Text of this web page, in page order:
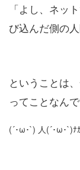
「よし、ネッ
び込んだ側の人
ということは
ってことなん
(´･ω･`) 人(´･ω･`)ﾅ